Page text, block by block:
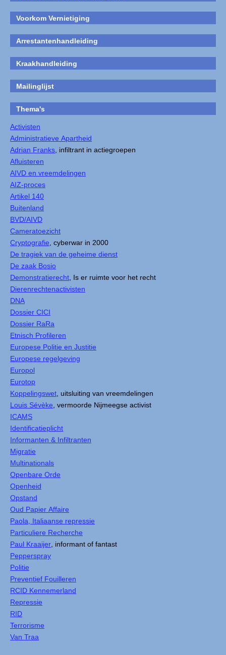
Voorkom Vernietiging
Arrestantenhandleiding
Kraakhandleiding
Mailinglijst
Thema's
Activisten
Administratieve Apartheid
Adrian Franks , infiltrant in actiegroepen
Afluisteren
AIVD en vreemdelingen
AIZ-proces
Artikel 140
Buitenland
BVD/AIVD
Cameratoezicht
Cryptografie , cyberwar in 2000
De tragiek van de geheime dienst
De zaak Bosio
Demonstratierecht , Is er ruimte voor het recht
Dierenrechtenactivisten
DNA
Dossier CICI
Dossier RaRa
Etnisch Profileren
Europese Politie en Justitie
Europese regelgeving
Europol
Eurotop
Koppelingswet , uitsluiting van vreemdelingen
Louis Sévèke , vermoorde Nijmeegse activist
ICAMS
Identificatieplicht
Informanten & Infiltranten
Migratie
Multinationals
Openbare Orde
Openheid
Opstand
Oud Papier Affaire
Paola, Italiaanse repressie
Particuliere Recherche
Paul Kraaijer , informant of fantast
Pepperspray
Politie
Preventief Fouilleren
RCID Kennemerland
Repressie
RID
Terrorisme
Van Traa